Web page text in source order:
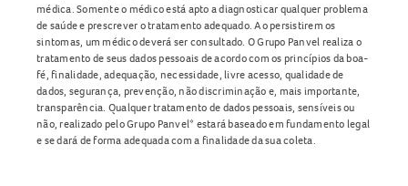
médica. Somente o médico está apto a diagnosticar qualquer problema
de saúde e prescrever o tratamento adequado. Ao persistirem os
sintomas, um médico deverá ser consultado. O Grupo Panvel realiza o
tratamento de seus dados pessoais de acordo com os princípios da boa-
fé, finalidade, adequação, necessidade, livre acesso, qualidade de
dados, segurança, prevenção, não discriminação e, mais importante,
transparência. Qualquer tratamento de dados pessoais, sensíveis ou
não, realizado pelo Grupo Panvel* estará baseado em fundamento legal
e se dará de forma adequada com a finalidade da sua coleta.